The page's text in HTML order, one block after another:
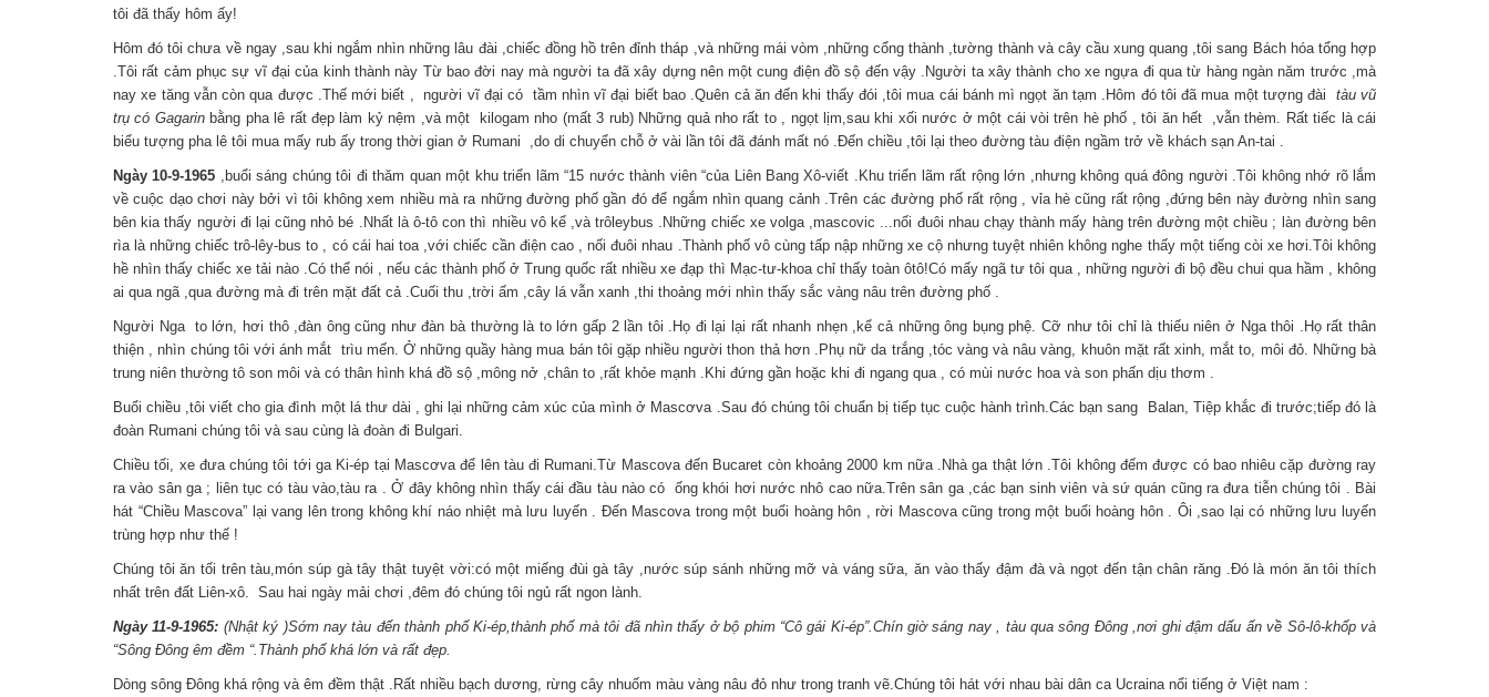
tôi đã thấy hôm ấy!
Hôm đó tôi chưa về ngay ,sau khi ngắm nhìn những lâu đài ,chiếc đồng hồ trên đỉnh tháp ,và những mái vòm ,những cổng thành ,tường thành và cây cầu xung quang ,tôi sang Bách hóa tổng hợp
.Tôi rất cảm phục sự vĩ đại của kinh thành này Từ bao đời nay mà người ta đã xây dựng nên một cung điện đồ sộ đến vậy .Người ta xây thành cho xe ngựa đi qua từ hàng ngàn năm trước ,mà
nay xe tăng vẫn còn qua được .Thế mới biết , người vĩ đại có tầm nhìn vĩ đại biết bao .Quên cả ăn đến khi thấy đói ,tôi mua cái bánh mì ngọt ăn tạm .Hôm đó tôi đã mua một tượng đài tàu vũ
trụ có Gagarinbằng pha lê rất đẹp làm kỷ nệm ,và một kilogam nho (mất 3 rub) Những quả nho rất to , ngọt lịm,sau khi xối nước ở một cái vòi trên hè phố , tôi ăn hết ,vẫn thèm. Rất tiếc là cái
biểu tượng pha lê tôi mua mấy rub ấy trong thời gian ở Rumani ,do di chuyển chỗ ở vài lần tôi đã đánh mất nó .Đến chiều ,tôi lại theo đường tàu điện ngầm trở về khách sạn An-tai .
Ngày 10-9-1965 ,buổi sáng chúng tôi đi thăm quan một khu triển lãm “15 nước thành viên “của Liên Bang Xô-viết .Khu triển lãm rất rộng lớn ,nhưng không quá đông người .Tôi không nhớ rõ lắm
về cuộc dạo chơi này bởi vì tôi không xem nhiều mà ra những đường phố gần đó để ngắm nhìn quang cảnh .Trên các đường phố rất rộng , vỉa hè cũng rất rộng ,đứng bên này đường nhìn sang
bên kia thấy người đi lại cũng nhỏ bé .Nhất là ô-tô con thì nhiều vô kể ,và trôleybus .Những chiếc xe volga ,mascovic ...nối đuôi nhau chạy thành mấy hàng trên đường một chiều ; làn đường bên
rìa là những chiếc trô-lêy-bus to , có cái hai toa ,với chiếc cần điện cao , nối đuôi nhau .Thành phố vô cùng tấp nập những xe cộ nhưng tuyệt nhiên không nghe thấy một tiếng còi xe hơi.Tôi không
hề nhìn thấy chiếc xe tải nào .Có thể nói , nếu các thành phố ở Trung quốc rất nhiều xe đạp thì Mạc-tư-khoa chỉ thấy toàn ôtô!Có mấy ngã tư tôi qua , những người đi bộ đều chui qua hầm , không
ai qua ngã ,qua đường mà đi trên mặt đất cả .Cuối thu ,trời ấm ,cây lá vẫn xanh ,thi thoảng mới nhìn thấy sắc vàng nâu trên đường phố .
Người Nga to lớn, hơi thô ,đàn ông cũng như đàn bà thường là to lớn gấp 2 lần tôi .Họ đi lại lại rất nhanh nhẹn ,kể cả những ông bụng phệ. Cỡ như tôi chỉ là thiếu niên ở Nga thôi .Họ rất thân
thiện , nhìn chúng tôi với ánh mắt trìu mến. Ở những quầy hàng mua bán tôi gặp nhiều người thon thả hơn .Phụ nữ da trắng ,tóc vàng và nâu vàng, khuôn mặt rất xinh, mắt to, môi đỏ. Những bà
trung niên thường tô son môi và có thân hình khá đồ sộ ,mông nở ,chân to ,rất khỏe mạnh .Khi đứng gần hoặc khi đi ngang qua , có mùi nước hoa và son phấn dịu thơm .
Buổi chiều ,tôi viết cho gia đình một lá thư dài , ghi lại những cảm xúc của mình ở Mascơva .Sau đó chúng tôi chuẩn bị tiếp tục cuộc hành trình.Các bạn sang Balan, Tiệp khắc đi trước;tiếp đó là
đoàn Rumani chúng tôi và sau cùng là đoàn đi Bulgari.
Chiều tối, xe đưa chúng tôi tới ga Ki-ép tại Mascơva để lên tàu đi Rumani.Từ Mascova đến Bucaret còn khoảng 2000 km nữa .Nhà ga thật lớn .Tôi không đếm được có bao nhiêu cặp đường ray
ra vào sân ga ; liên tục có tàu vào,tàu ra . Ở đây không nhìn thấy cái đầu tàu nào có ống khói hơi nước nhô cao nữa.Trên sân ga ,các bạn sinh viên và sứ quán cũng ra đưa tiễn chúng tôi . Bài
hát “Chiều Mascova” lại vang lên trong không khí náo nhiệt mà lưu luyến . Đến Mascova trong một buổi hoàng hôn , rời Mascova cũng trong một buổi hoàng hôn . Ôi ,sao lại có những lưu luyến
trùng hợp như thế !
Chúng tôi ăn tối trên tàu,món súp gà tây thật tuyệt vời:có một miếng đùi gà tây ,nước súp sánh những mỡ và váng sữa, ăn vào thấy đậm đà và ngọt đến tận chân răng .Đó là món ăn tôi thích
nhất trên đất Liên-xô. Sau hai ngày mải chơi ,đêm đó chúng tôi ngủ rất ngon lành.
Ngày 11-9-1965: (Nhật ký )Sớm nay tàu đến thành phố Ki-ép,thành phố mà tôi đã nhìn thấy ở bộ phim “Cô gái Ki-ép”.Chín giờ sáng nay , tàu qua sông Đông ,nơi ghi đậm dấu ấn về Sô-lô-khốp và
“Sông Đông êm đềm “.Thành phố khá lớn và rất đẹp.
Dòng sông Đông khá rộng và êm đềm thật .Rất nhiều bạch dương, rừng cây nhuốm màu vàng nâu đỏ như trong tranh vẽ.Chúng tôi hát với nhau bài dân ca Ucraina nổi tiếng ở Việt nam :